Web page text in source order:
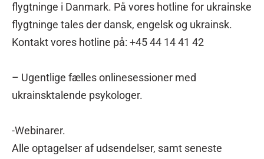
flygtninge i Danmark. På vores hotline for ukrainske
flygtninge tales der dansk, engelsk og ukrainsk.
Kontakt vores hotline på: +45 44 14 41 42
– Ugentlige fælles onlinesessioner med
ukrainsktalende psykologer.
-Webinarer.
Alle optagelser af udsendelser, samt seneste